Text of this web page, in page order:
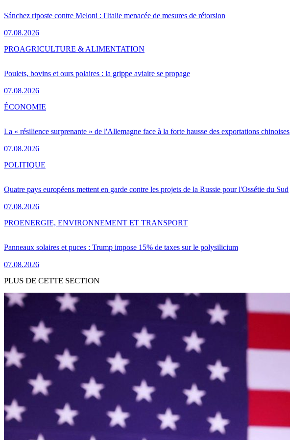
Sánchez riposte contre Meloni : l'Italie menacée de mesures de rétorsion
07.08.2026
Poulets, bovins et ours polaires : la grippe aviaire se propage
07.08.2026
PROAGRICULTURE & ALIMENTATION
La « résilience surprenante » de l'Allemagne face à la forte hausse des exportations chinoises
07.08.2026
ÉCONOMIE
Quatre pays européens mettent en garde contre les projets de la Russie pour l'Ossétie du Sud
07.08.2026
POLITIQUE
Panneaux solaires et puces : Trump impose 15% de taxes sur le polysilicium
07.08.2026
PROENERGIE, ENVIRONNEMENT ET TRANSPORT
PLUS DE CETTE SECTION